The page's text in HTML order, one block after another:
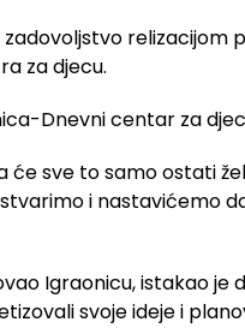
relizacijom
za djecu.
će sve to samo ostati
i nastavićemo
Igraonicu, istakao je
svoje ideje i